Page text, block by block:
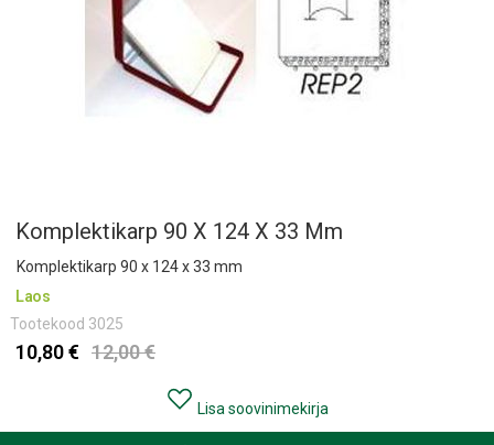
Komplektikarp 90 X 124 X 33 Mm
Komplektikarp 90 x 124 x 33 mm
Laos
Tootekood 3025
10,80 € 12,00 €
Lisa soovinimekirja